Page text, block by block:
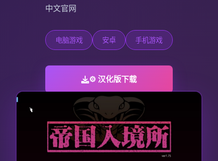
中文官网
电脑游戏 安卓 手机游戏
⚙️ 汉化版下载